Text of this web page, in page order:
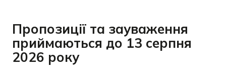
Пропозиції та зауваження
приймаються до 13 серпня
2026 року